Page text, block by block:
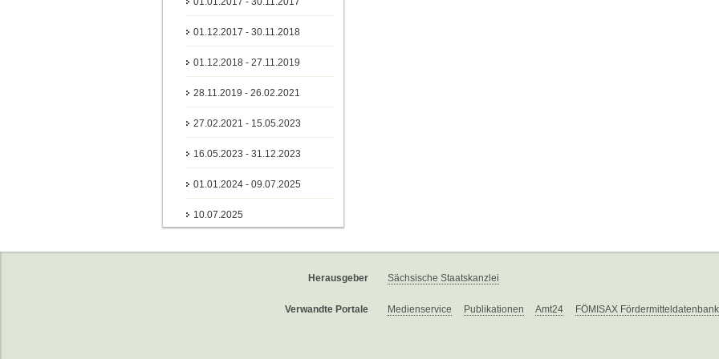
01.12.2017 - 30.11.2018
01.12.2018 - 27.11.2019
28.11.2019 - 26.02.2021
27.02.2021 - 15.05.2023
16.05.2023 - 31.12.2023
01.01.2024 - 09.07.2025
10.07.2025
Herausgeber Sächsische Staatskanzlei
Verwandte Portale Medienservice Publikationen Amt24 FÖMISAX Fördermitteldatenbank